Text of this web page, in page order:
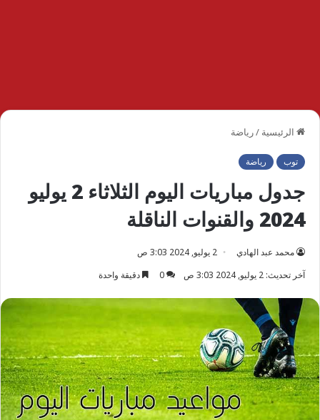
الرئيسية /رياضة
توب رياضة
جدول مباريات اليوم الثلاثاء 2 يوليو
2024 والقنوات الناقلة
محمد عبد الهادي
2 يوليو, 2024 3:03 ص
آخر تحديث: 2 يوليو, 2024 3:03 ص
0 دقيقة واحدة